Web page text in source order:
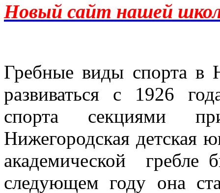
Новый сайт нашей
Гребные виды спорта в
развиваться с 1926
спорта секциями
Нижегородская детская
академической гребле
следующем году она